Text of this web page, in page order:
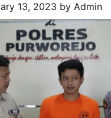
13, 2023 by Admin